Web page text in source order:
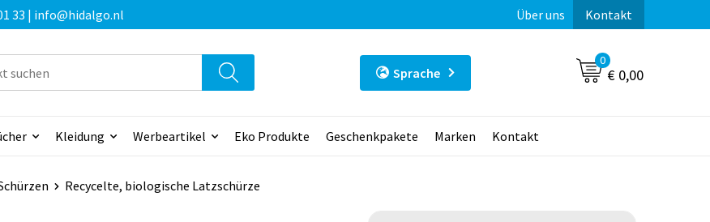
33 | info@hidalgo.nl Über uns Kontakt
Sprache
0
€ 0,00
Kleidung Werbeartikel Eko Produkte Geschenkpakete Marken Kontakt
Recycelte, biologische Latzschürze